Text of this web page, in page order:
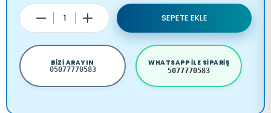
SEPETE EKLE
BIZI ARAYIN
05077770583
WHATSAPP ILE SIPARIŞ
5077770583